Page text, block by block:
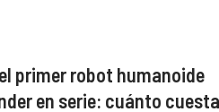
primer robot humanoide
en serie: cuánto